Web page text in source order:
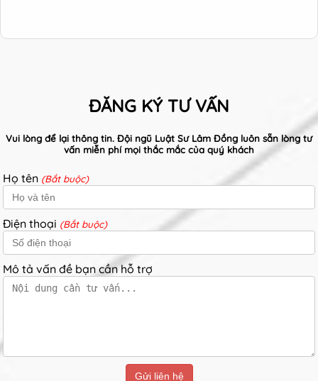
ĐĂNG KÝ TƯ VẤN
Vui lòng để lại thông tin. Đội ngũ Luật Sư Lâm Đồng luôn sẵn lòng tư
vấn miễn phí mọi thắc mắc của quý khách
Họ tên (Bắt buộc)
Điện thoại (Bắt buộc)
Mô tả vấn đề bạn cần hỗ trợ